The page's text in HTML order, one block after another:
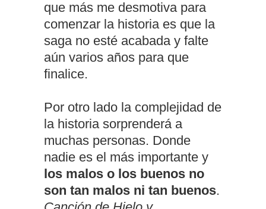
que más me desmotiva para
comenzar la historia es que la
saga no esté acabada y falte
aún varios años para que
finalice.
Por otro lado la complejidad de
la historia sorprenderá a
muchas personas. Donde
nadie es el más importante y
los malos o los buenos no
son tan malos ni tan buenos.